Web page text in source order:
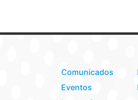
Comunicados
Eventos